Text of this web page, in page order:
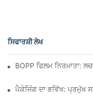
ਸਿਫਾਰਸ਼ੀ ਲੇਖ
BOPP ਫਿਲਮ ਨਿਰਮਾਤਾ:
ਪੈਕੇਜਿੰਗ ਦਾ ਭਵਿੱਖ: ਪ੍ਰਮੁੱਖ